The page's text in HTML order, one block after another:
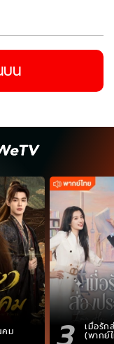
บน
คม เมื่อรัก
(พากย์